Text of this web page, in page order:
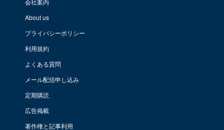
About us
プライバシーポリシー
利用規約
よくある質問
メール配信申し込み
定期購読
広告掲載
著作権と記事利用